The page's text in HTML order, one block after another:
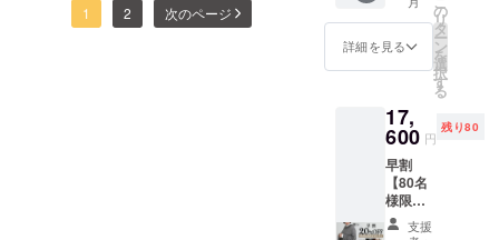
け、長く大切にご愛用頂け
今回初上陸のポンチョ5色
1 2 次のページ
好きな1
枚をお
選びく
5色 ・
ブラッ
ク ・グ
レー ・
ダーク
ブラウ
ン ・
バッグ
付き 定
価
22,000
円
0円
（税・
送料
込） 配
送時
期：
2021年
詳細を見る
の
リ
タ
ー
ン
を
選
択
す
る
17,
600 円
残り80
早割
【80名
様限
定！
20％OF
支援